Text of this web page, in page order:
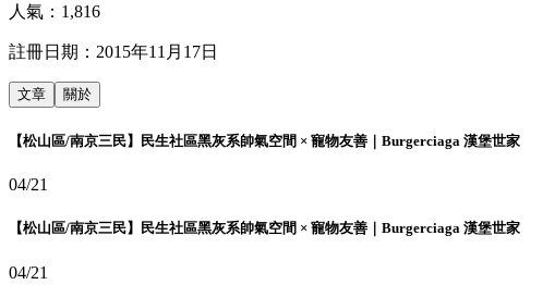
人氣： 1,816
註冊日期： 2015年11月17日
文章 關於
【松山區/南京三民】民生社區黑灰系帥氣空間 × 寵物友善｜Burgerciaga 漢堡世家
04/21
【松山區/南京三民】民生社區黑灰系帥氣空間 × 寵物友善｜Burgerciaga 漢堡世家
04/21